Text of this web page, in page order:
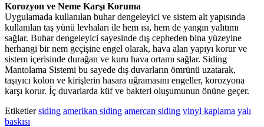
Korozyon ve Neme Karşı Koruma
Uygulamada kullanılan buhar dengeleyici ve sistem alt yapısında
kullanılan taş yünü levhaları ile hem ısı, hem de yangın yalıtımı
sağlar. Buhar dengeleyici sayesinde dış cepheden bina yüzeyine
herhangi bir nem geçişine engel olarak, hava alan yapıyı korur ve
sistem içerisinde durağan ve kuru hava ortamı sağlar. Siding
Mantolama Sistemi bu sayede dış duvarların ömrünü uzatarak,
taşıyıcı kolon ve kirişlerin hasara uğramasını engeller, korozyona
karşı korur. İç duvarlarda küf ve bakteri oluşumunun önüne geçer.
Etiketler siding amerikan siding amercan siding vinyl kaplama yalı
baskısı